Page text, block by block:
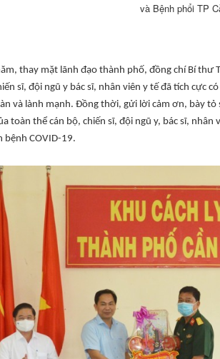
và Bệnh phổi TP
thay mặt lãnh đạo thành phố, đồng chí Bí thư
sĩ, đội ngũ y bác sĩ, nhân viên y tế đã tích cực
và lành mạnh. Đồng thời, gửi lời cảm ơn, bày
toàn thể cán bộ, chiến sĩ, đội ngũ y, bác sĩ,
bệnh COVID-19.